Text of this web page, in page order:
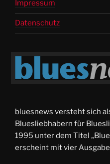
Impressum
Datenschutz
bluesnews versteht sich
Bluesliebhabern für
1995 unter dem Titel
erscheint mit vier